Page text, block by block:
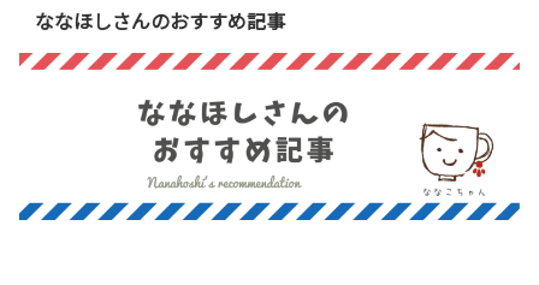
ななほしさんのおすすめ記事